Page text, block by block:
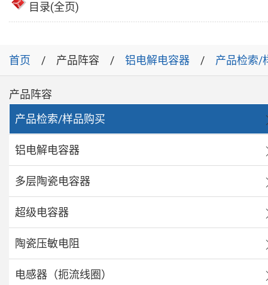
目录(全页)
首页 产品阵容 铝电解电容器 产品检索/
产品阵容
产品检索/样品购买
铝电解电容器
多层陶瓷电容器
超级电容器
陶瓷压敏电阻
电感器（扼流线圈）